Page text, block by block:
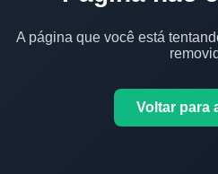
A página que você está
Voltar para